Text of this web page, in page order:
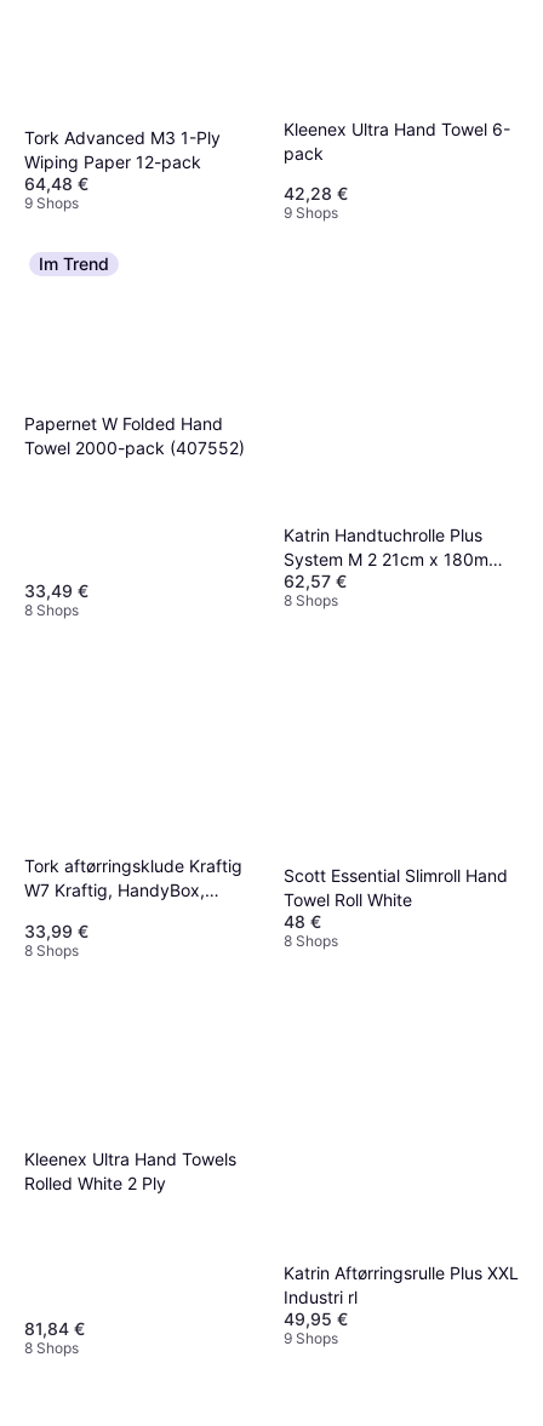
Tork Advanced M3 1-Ply
Wiping Paper 12-pack
64,48 €
9 Shops
Kleenex Ultra Hand Towel 6-
pack
42,28 €
9 Shops
Im Trend
Papernet W Folded Hand
Towel 2000-pack (407552)
33,49 €
8 Shops
Katrin Handtuchrolle Plus
System M 2 21cm x 180m
Weiss
62,57 €
8 Shops
Tork aftørringsklude Kraftig
W7 Kraftig, HandyBox,
33,99 €
8 Shops
Scott Essential Slimroll Hand
Towel Roll White
48 €
8 Shops
Kleenex Ultra Hand Towels
Rolled White 2 Ply
81,84 €
8 Shops
Katrin Aftørringsrulle Plus XXL
Industri rl
49,95 €
9 Shops